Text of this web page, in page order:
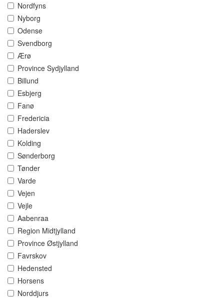
Nordfyns
Nyborg
Odense
Svendborg
Ærø
Province Sydjylland
Billund
Esbjerg
Fanø
Fredericia
Haderslev
Kolding
Sønderborg
Tønder
Varde
Vejen
Vejle
Aabenraa
Region Midtjylland
Province Østjylland
Favrskov
Hedensted
Horsens
Norddjurs